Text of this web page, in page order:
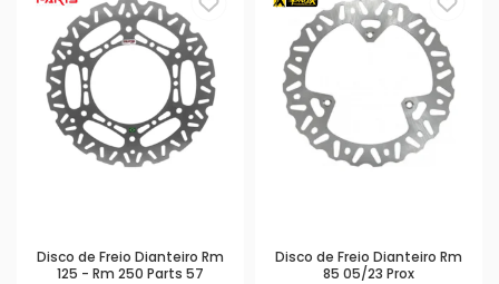
Disco de Freio Dianteiro Rm
125 - Rm 250 Parts 57
Disco de Freio Dianteiro Rm
85 05/23 Prox